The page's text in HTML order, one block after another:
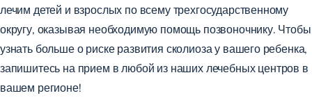
лечим детей и взрослых по всему трехгосударственному
округу, оказывая необходимую помощь позвоночнику. Чтобы
узнать больше о риске развития сколиоза у вашего ребенка,
запишитесь на прием в любой из наших лечебных центров в
вашем регионе!